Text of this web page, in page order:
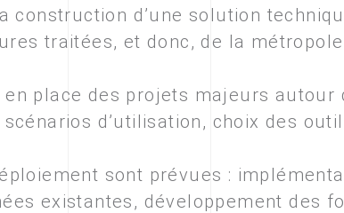
construction d’une solution
traitées, et donc, de la
place des projets majeurs autour
d’utilisation, choix des
sont prévues :
existantes, développement des